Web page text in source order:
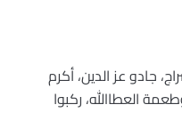
جادو عز الدين، أكرم
العطاالله، ركبوا